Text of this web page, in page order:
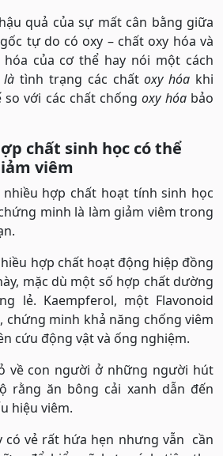
quả của sự mất cân bằng giữa
tự do có oxy – chất oxy hóa và
hóa của cơ thể hay nói một cách
là tình trạng các chấtoxy hóa khi
so với các chất chốngoxy hóabảo
chất sinh học có thể
viêm
nhiều hợp chất hoạt tính sinh học
minh là làm giảm viêm trong
hợp chất hoạt động hiệp đồng
mặc dù một số hợp chất dường
lẻ. Kaempferol, một Flavonoid
chứng minh khả năng chống viêm
cứu động vật và ống nghiệm.
về con người ở những người hút
rằng ăn bông cải xanh dẫn đến
hiệu viêm.
có vẻ rất hứa hẹn nhưng vẫn cần